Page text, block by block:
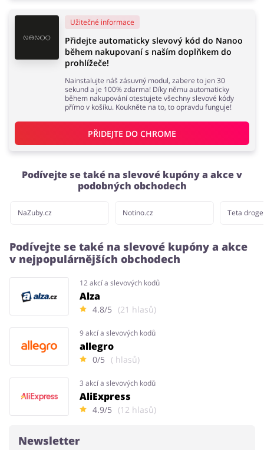
Domácnost a spotřebiče Turistika a cestování
Služby Zdraví a krása
Užitečné informace
Přidejte automaticky slevový kód do Nanoo
během nakupovaní s naším doplňkem do
prohlížeče!
Nainstalujte náš zásuvný modul, zabere to jen 30
sekund a je 100% zdarma! Díky němu automaticky
během nakupování otestujete všechny slevové kódy
přímo v košíku. Koukněte na to, to opravdu funguje!
PŘIDEJTE DO CHROME
Podívejte se také na slevové kupóny a akce v
podobných obchodech
NaZuby.cz Notino.cz Teta
Podívejte se také na slevové kupóny a akce
v nejpopulárnějších obchodech
12 akcí a slevových kodů
Alza
4.8/5 (21 hlasů)
9 akcí a slevových kodů
allegro
0/5 ( hlasů)
3 akcí a slevových kodů
AliExpress
4.9/5 (12 hlasů)
Newsletter